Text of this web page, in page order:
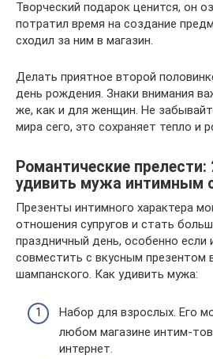
Творческий подарок ценится, он
потратил время на создание
сходил за ним в магазин.
Делать приятное второй
день рождения. Знаки внимания
же, как и для женщин. Не
мира сего, это сохраняет тепло и
Романтические прелести:
удивить мужа интимным
Презенты интимного характера
отношения супругов и стать
праздничный день, особенно если
совместить с вкусным презентом
шампанского. Как удивить мужа:
Набор для взрослых. Его
любом магазине интим-
интернет.